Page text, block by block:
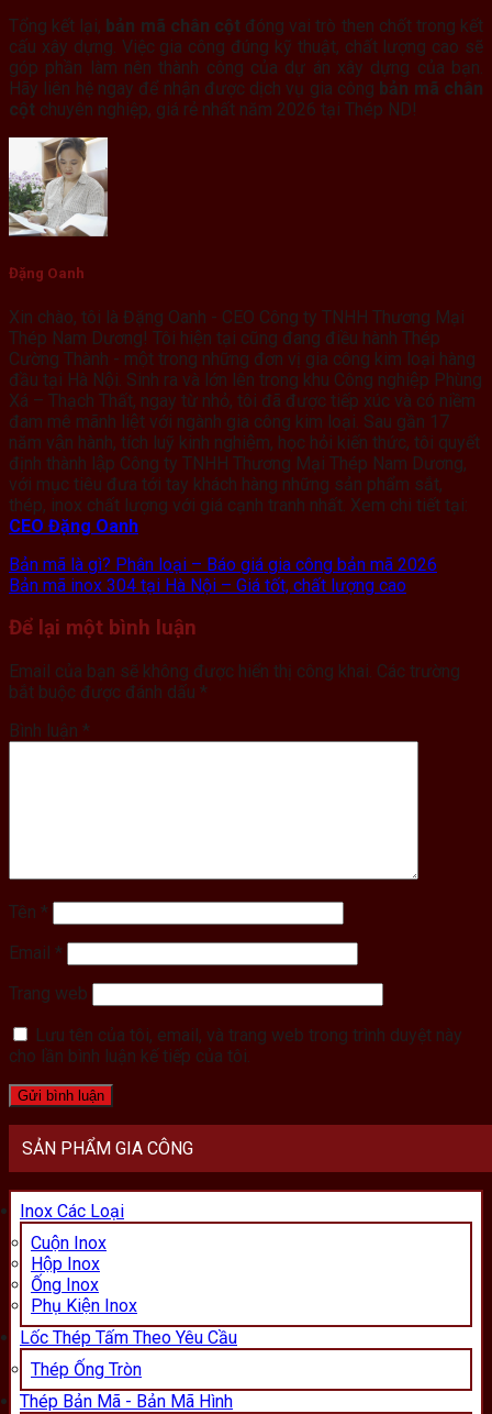
Tổng kết lại, bản mã chân cột đóng vai trò then chốt trong kết
cấu xây dựng. Việc gia công đúng kỹ thuật, chất lượng cao sẽ
góp phần làm nên thành công của dự án xây dựng của bạn.
Hãy liên hệ ngay để nhận được dịch vụ gia công bản mã chân
cột chuyên nghiệp, giá rẻ nhất năm 2026 tại Thép ND!
Đặng Oanh
Xin chào, tôi là Đặng Oanh - CEO Công ty TNHH Thương Mại
Thép Nam Dương! Tôi hiện tại cũng đang điều hành Thép
Cường Thành - một trong những đơn vị gia công kim loại hàng
đầu tại Hà Nội. Sinh ra và lớn lên trong khu Công nghiệp Phùng
Xá – Thạch Thất, ngay từ nhỏ, tôi đã được tiếp xúc và có niềm
đam mê mãnh liệt với ngành gia công kim loại. Sau gần 17
năm vận hành, tích luỹ kinh nghiệm, học hỏi kiến thức, tôi quyết
định thành lập Công ty TNHH Thương Mại Thép Nam Dương,
với mục tiêu đưa tới tay khách hàng những sản phẩm sắt,
thép, inox chất lượng với giá cạnh tranh nhất. Xem chi tiết tại:
CEO Đặng Oanh
Bản mã là gì? Phân loại – Báo giá gia công bản mã 2026
Bản mã inox 304 tại Hà Nội – Giá tốt, chất lượng cao
Để lại một bình luận
Email của bạn sẽ không được hiển thị công khai. Các trường
bắt buộc được đánh dấu *
Bình luận *
Tên *
Email *
Trang web
Lưu tên của tôi, email, và trang web trong trình duyệt này
cho lần bình luận kế tiếp của tôi.
SẢN PHẨM GIA CÔNG
Inox Các Loại
Cuộn Inox
Hộp Inox
Ống Inox
Phụ Kiện Inox
Lốc Thép Tấm Theo Yêu Cầu
Thép Ống Tròn
Thép Bản Mã - Bản Mã Hình